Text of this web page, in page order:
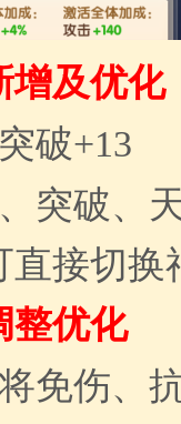
增及优化
破+13
突破、
直接切换
整优化
免伤、